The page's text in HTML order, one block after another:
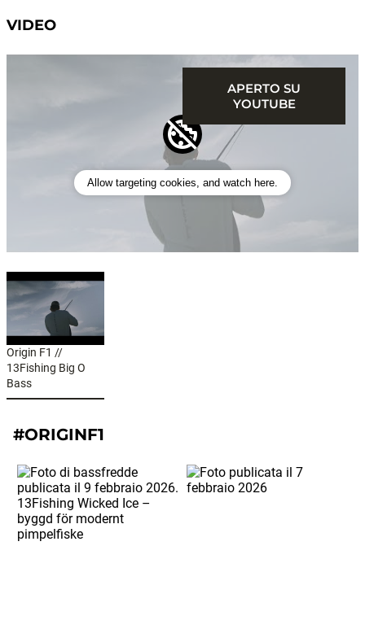
VIDEO
Allow targeting cookies, and watch here.
APERTO SU
YOUTUBE
Origin F1 //
13Fishing Big O
Bass
#ORIGINF1